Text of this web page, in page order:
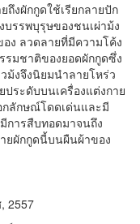
ถึงผักกูดใช้เรียกลายปัก
รรพบุรุษของชนเผ่าม้ง
ง ลวดลายที่มีความโค้ง
รมชาติของยอดผักกูดซึ่ง
งจึงนิยมนำลายโหร่ว
ระดับบนเครื่องแต่งกาย
กลักษณ์โดดเด่นและมี
การสืบทอดมาจนถึง
ยผักกูดนี้บนผืนผ้าของ
2557